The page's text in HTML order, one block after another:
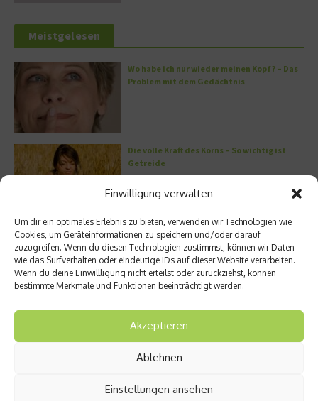
Einwilligung verwalten
Um dir ein optimales Erlebnis zu bieten, verwenden wir Technologien wie
Cookies, um Geräteinformationen zu speichern und/oder darauf
zuzugreifen. Wenn du diesen Technologien zustimmst, können wir Daten
wie das Surfverhalten oder eindeutige IDs auf dieser Website verarbeiten.
Wenn du deine Einwillligung nicht erteilst oder zurückziehst, können
bestimmte Merkmale und Funktionen beeinträchtigt werden.
Akzeptieren
Ablehnen
Einstellungen ansehen
Meistgelesen
Wo habe ich nur wieder meinen Kopf? – Das
Problem mit dem Gedächtnis
Die volle Kraft des Korns – So wichtig ist
Getreide
Entzündung der Nebenhöhlen: Symptome
und verschiedene Formen
Welches Ashwagandha sollte ich kaufen?
Stuhlgang – wie oft ist eigentlich normal?